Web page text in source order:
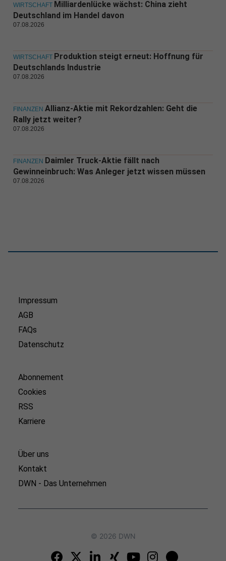
WIRTSCHAFT Milliardenlücke wächst: China zieht
Deutschland im Handel davon
07.08.2026
WIRTSCHAFT Produktion steigt erneut: Hoffnung für
Deutschlands Industrie
07.08.2026
FINANZEN Allianz-Aktie mit Rekordzahlen: Geht die
Rally jetzt weiter?
07.08.2026
FINANZEN Daimler Truck-Aktie fällt nach
Gewinneinbruch: Was Anleger jetzt wissen müssen
07.08.2026
Impressum
AGB
FAQs
Datenschutz
Abonnement
Cookies
RSS
Karriere
Über uns
Kontakt
DWN - Das Unternehmen
© 2026 DWN